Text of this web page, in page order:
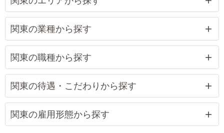
関東の業種から探す
関東の職種から探す
関東の待遇・こだわりから探す
関東の雇用形態から探す